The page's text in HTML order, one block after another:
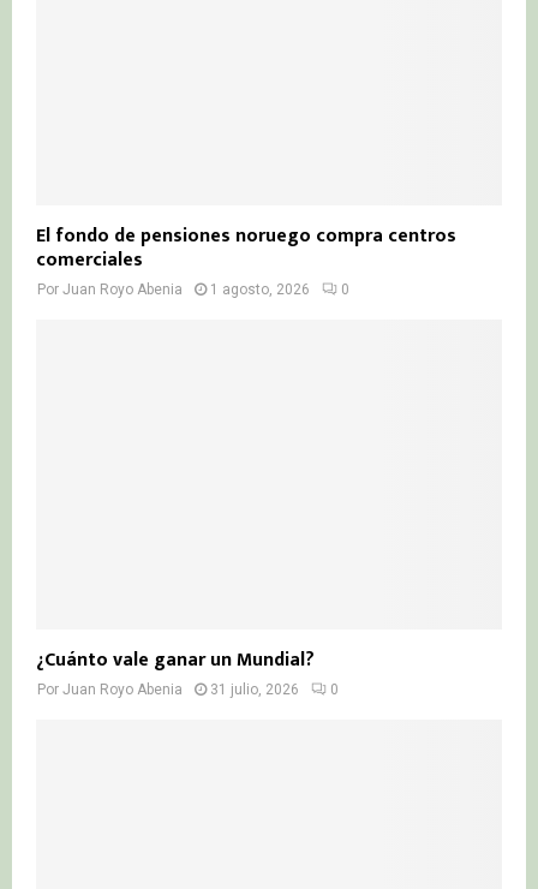
El fondo de pensiones noruego compra centros
comerciales
Por Juan Royo Abenia 1 agosto, 2026 0
¿Cuánto vale ganar un Mundial?
Por Juan Royo Abenia 31 julio, 2026 0